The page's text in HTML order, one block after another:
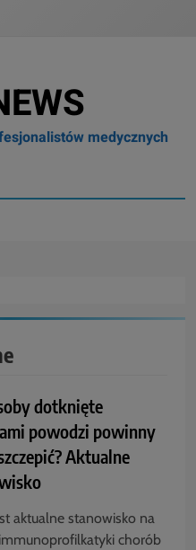
medycznych
dotknięte
powodzi powinny
Aktualne
aktualne stanowisko na
chorób